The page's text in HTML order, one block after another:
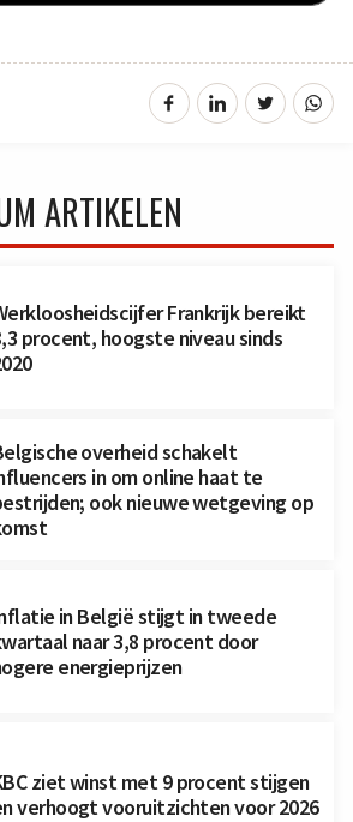
ARTIKELEN
Frankrijk bereikt
procent, hoogste niveau sinds
overheid schakelt
in om online haat te
ook nieuwe wetgeving op
in België stijgt in tweede
naar 3,8 procent door
energieprijzen
ziet winst met 9 procent stijgen
verhoogt vooruitzichten voor 2026